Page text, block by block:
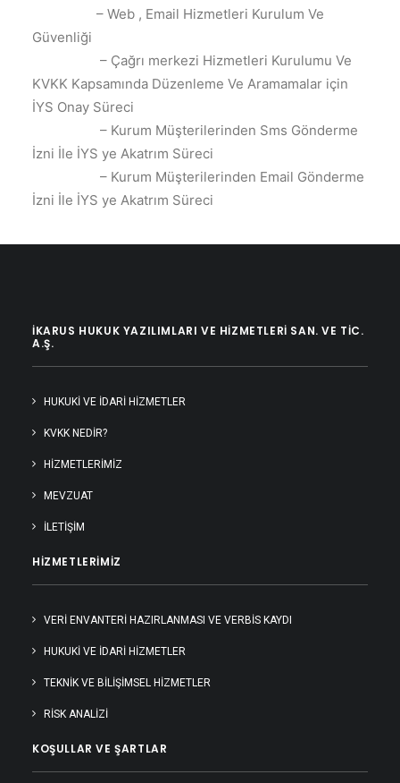
– Web , Email Hizmetleri Kurulum Ve
Güvenliği
– Çağrı merkezi Hizmetleri Kurulumu Ve
KVKK Kapsamında Düzenleme Ve Aramamalar için
İYS Onay Süreci
– Kurum Müşterilerinden Sms Gönderme
İzni İle İYS ye Akatrım Süreci
– Kurum Müşterilerinden Email Gönderme
İzni İle İYS ye Akatrım Süreci
İKARUS HUKUK YAZILIMLARI VE HIZMETLERI SAN. VE TIC.
A.Ş.
HUKUKI VE İDARI HIZMETLER
KVKK NEDİR?
HIZMETLERIMIZ
MEVZUAT
İLETIŞIM
HIZMETLERIMIZ
VERİ ENVANTERİ HAZIRLANMASI VE VERBİS KAYDI
HUKUKİ VE İDARİ HİZMETLER
TEKNİK VE BİLİŞİMSEL HİZMETLER
RİSK ANALİZİ
KOŞULLAR VE ŞARTLAR